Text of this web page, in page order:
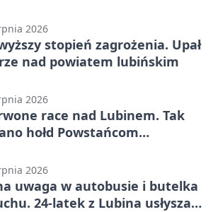
2026
stopień zagrożenia. Upał
nad powiatem lubińskim
2026
race nad Lubinem. Tak
hołd Powstańcom
2026
uwaga w autobusie i butelka
24-latek z Lubina usłyszał